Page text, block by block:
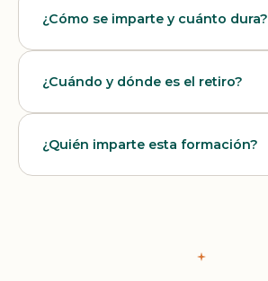
¿Cómo se imparte y cuánto dura?
¿Cuándo y dónde es el retiro?
¿Quién imparte esta formación?